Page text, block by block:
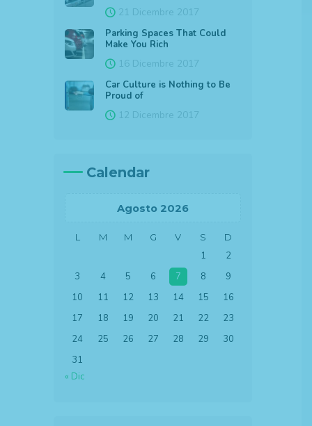
21 Dicembre 2017
Parking Spaces That Could
Make You Rich
16 Dicembre 2017
Car Culture is Nothing to Be
Proud of
12 Dicembre 2017
Calendar
Agosto 2026
L M M G V S D
1
2
3
4 5 6 7 8
9
10
11 12 13 14 15
16
17
18 19 20 21 22
23
24
25 26 27 28 29
30
31
« Dic